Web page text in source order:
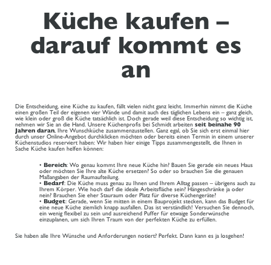
Küche kaufen –
darauf kommt es
an
Die Entscheidung, eine Küche zu kaufen, fällt vielen nicht ganz leicht. Immerhin nimmt die Küche
einen großen Teil der eigenen vier Wände und damit auch des täglichen Lebens ein – ganz gleich,
wie klein oder groß die Küche tatsächlich ist. Doch gerade weil diese Entscheidung so wichtig ist,
nehmen wir Sie an die Hand. Unsere Küchenprofis bei Schmidt arbeiten seit beinahe 90
Jahren daran , Ihre Wunschküche zusammenzustellen. Ganz egal, ob Sie sich erst einmal hier
durch unser Online-Angebot durchklicken möchten oder bereits einen Termin in einem unserer
Küchenstudios reserviert haben: Wir haben hier einige Tipps zusammengestellt, die Ihnen in
Sache Küche kaufen helfen können:
• Bereich: Wo genau kommt Ihre neue Küche hin? Bauen Sie gerade ein neues Haus
oder möchten Sie Ihre alte Küche ersetzen? So oder so brauchen Sie die genauen
Maßangaben der Raumaufteilung.
• Bedarf: Die Küche muss genau zu Ihnen und Ihrem Alltag passen – übrigens auch zu
Ihrem Körper. Wie hoch darf die ideale Arbeitsfläche sein? Hängeschränke ja oder
nein? Brauchen Sie eher Stauraum oder Platz für diverse Küchengeräte?
• Budget: Gerade, wenn Sie mitten in einem Bauprojekt stecken, kann das Budget für
eine neue Küche ziemlich knapp ausfallen. Das ist verständlich! Versuchen Sie dennoch,
ein wenig flexibel zu sein und ausreichend Puffer für etwaige Sonderwünsche
einzuplanen, um sich Ihren Traum von der perfekten Küche zu erfüllen.
Sie haben alle Ihre Wünsche und Anforderungen notiert? Perfekt. Dann kann es ja losgehen!